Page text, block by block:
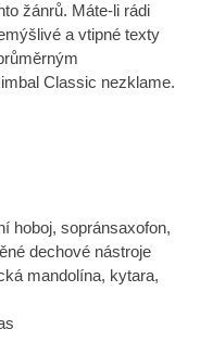
žánrů. Máte-li rádi
a vtipné texty
Classic nezklame.
hoboj, sopránsaxofon,
dechové nástroje
mandolína, kytara,